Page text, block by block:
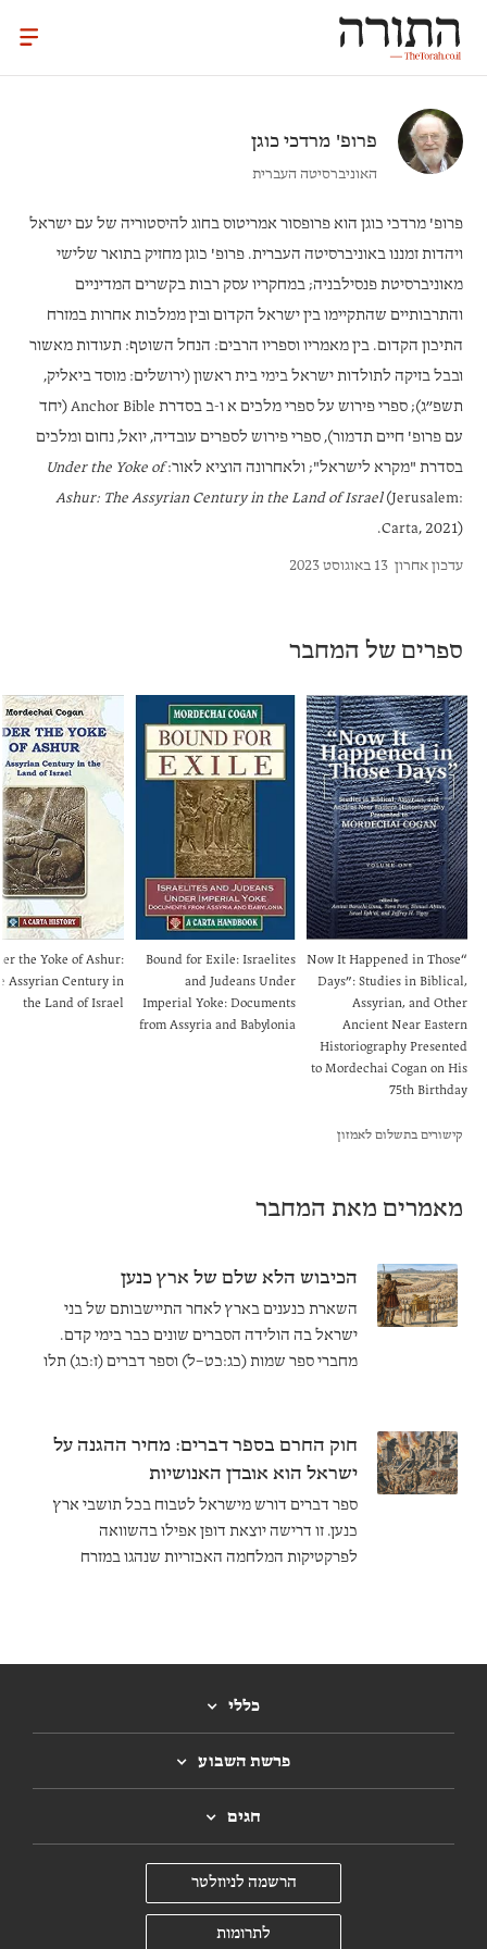
פרופ' מרדכי כוגן
האוניברסיטה העברית
פרופ' מרדכי כוגן הוא פרופסור אמריטוס בחוג להיסטוריה של עם ישראל
ויהדות זמננו באוניברסיטה העברית. פרופ' כוגן מחזיק בתואר שלישי
מאוניברסיטת פנסילבניה; במחקריו עסק רבות בקשרים המדיניים
והתרבותיים שהתקיימו בין ישראל הקדום ובין ממלכות אחרות במזרח
התיכון הקדום. בין מאמריו וספריו הרבים: הנחל השוטף: תעודות מאשור
ובבל בזיקה לתולדות ישראל בימי בית ראשון (ירושלים: מוסד ביאליק,
תשפ״ג); ספרי פירוש על ספרי מלכים א ו-ב בסדרת Anchor Bible (יחד
עם פרופ' חיים תדמור), ספרי פירוש לספרים עובדיה, יואל, נחום ומלכים
בסדרת "מקרא לישראל"; ולאחרונה הוציא לאור:Under the Yoke of
Ashur: The Assyrian Century in the Land of Israel(Jerusalem:
Carta, 2021).
עדכון אחרון 13 באוגוסט 2023
ספרים של המחבר
“Now It Happened in Those
Days”: Studies in Biblical,
Assyrian, and Other
Ancient Near Eastern
Historiography Presented
to Mordechai Cogan on His
75th Birthday
Bound for Exile: Israelites
and Judeans Under
Imperial Yoke: Documents
from Assyria and Babylonia
the Yoke of Ashur:
Assyrian Century in
the Land of Israel
קישורים בתשלום לאמזון
מאמרים מאת המחבר
הכיבוש הלא שלם של ארץ כנען
השארת כנענים בארץ לאחר התיישבותם של בני
ישראל בה הולידה הסברים שונים כבר בימי קדם.
מחברי ספר שמות (כג:כט–ל) וספר דברים (ז:כג) תלו
שבו עם ישראל כבש את הארץ ב"כיבוש בזק"
והכרית את כל יושביה. והיו מחברים אחרים שראו
בכנענים שנותרו בארץ עונש על חטאים (שופטים ב)
או בדיקה מכוונת לנאמנותם של עם ישראל (יהושע
כג).
חוק החרם בספר דברים: מחיר ההגנה על
ישראל הוא אובדן האנושיות
ספר דברים דורש מישראל לטבוח בכל תושבי ארץ
כנען. זו דרישה יוצאת דופן אפילו בהשוואה
לפרקטיקות המלחמה האכזריות שנהגו במזרח
כללי
פרשת השבוע
חגים
הרשמה לניוזלטר
לתרומות